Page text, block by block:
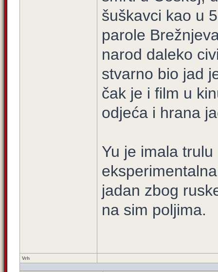
šuškavci kao u
parole
narod daleko
stvarno bio jad
čak je i film u
odjeća i hrana
Yu je imala
jadan zbog
na sim poljima.
Vrh